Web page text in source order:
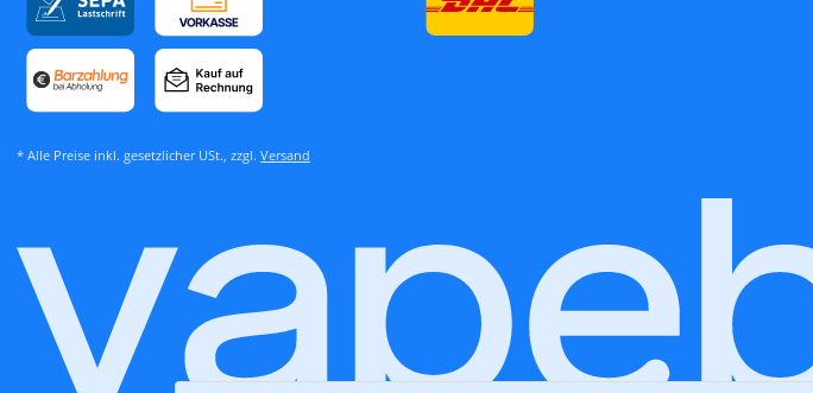
* Alle Preise inkl. gesetzlicher USt., zzgl. Versand